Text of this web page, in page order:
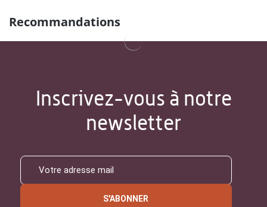
Recommandations
Inscrivez-vous à notre
newsletter
S'ABONNER